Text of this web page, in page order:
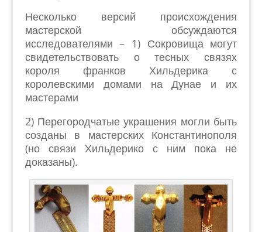
Несколько версий происхождения
мастерской обсуждаются
исследователями – 1) Сокровища могут
свидетельствовать о тесных связях
короля франков Хильдерика с
королевскими домами на Дунае и их
мастерами
2) Перегородчатые украшения могли быть
созданы в мастерских Константинополя
(но связи Хильдерико с ним пока не
доказаны).